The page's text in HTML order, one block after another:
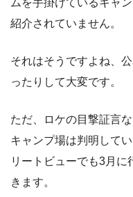
紹介されていません。
それはそうですよね、
ったりして大変です。
ただ、ロケの目撃証言
キャンプ場は判明して
リートビューでも3月
きます。